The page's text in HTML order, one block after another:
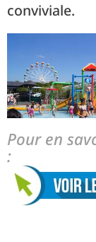
conviviale.
Pour en
: